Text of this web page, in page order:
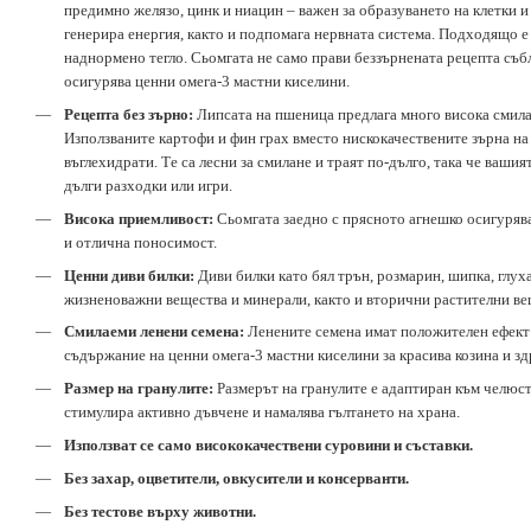
предимно желязо, цинк и ниацин – важен за образуването на клетки
генерира енергия, както и подпомага нервната система. Подходящо
наднормено тегло. Сьомгата не само прави беззърнената рецепта
осигурява ценни омега-3 мастни киселини.
Рецепта без зърно: Липсата на пшеница предлага много висока
Използваните картофи и фин грах вместо нискокачествените зърна
въглехидрати. Те са лесни за смилане и траят по-дълго, така че
дълги разходки или игри.
Висока приемливост: Сьомгата заедно с прясното агнешко
и отлична поносимост.
Ценни диви билки: Диви билки като бял трън, розмарин, шипка,
жизненоважни вещества и минерали, както и вторични растителни
Смилаеми ленени семена: Ленените семена имат положителен
съдържание на ценни омега-3 мастни киселини за красива козина и
Размер на гранулите: Размерът на гранулите е адаптиран към
стимулира активно дъвчене и намалява гълтането на храна.
Използват се само висококачествени суровини и съставки.
Без захар, оцветители, овкусители и консерванти.
Без тестове върху животни.